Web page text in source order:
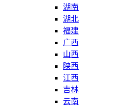
湖南
湖北
福建
广西
山西
陕西
江西
吉林
云南